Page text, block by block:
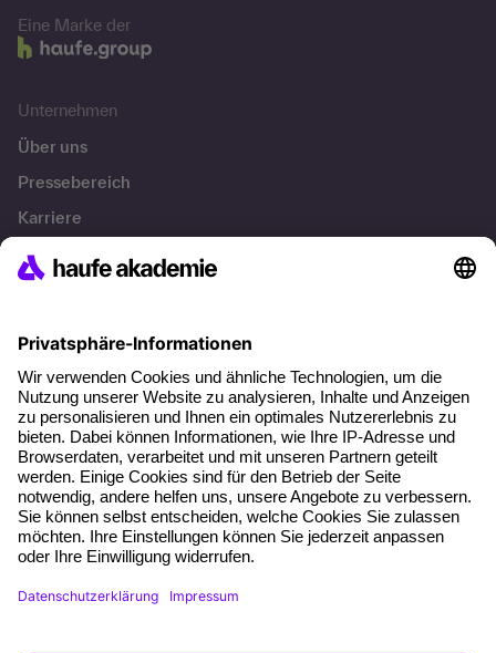
Eine Marke der
Unternehmen
Über uns
Pressebereich
Karriere
Referenzen
Über unser Angebot
Planungssicherheit
Freie Seminarplätze
Qualitätsstandards
Planung und Locations
Fördermöglichkeiten
Weiterbildungs-App